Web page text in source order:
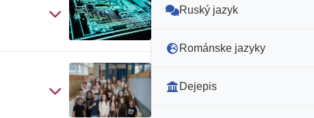
Ruský jazyk
Románske jazyky
Dejepis